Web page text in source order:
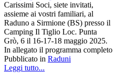
Carissimi Soci, siete invitati,
assieme ai vostri familiari, al
Raduno a Sirmione (BS) presso il
Camping Il Tiglio Loc. Punta
Grò, 6 il 16-17-18 maggio 2025.
In allegato il programma completo
Pubblicato in Raduni
Leggi tutto...